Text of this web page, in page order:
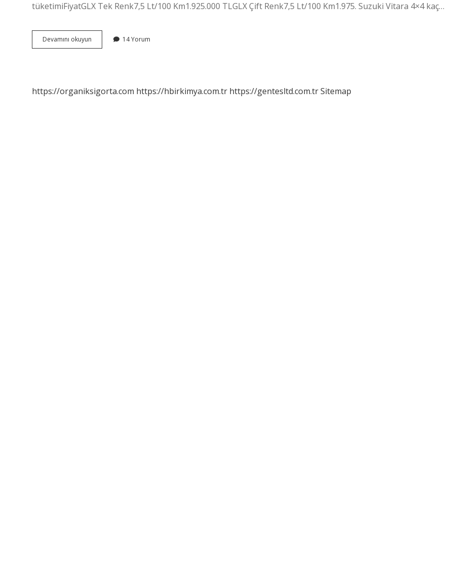
tüketimiFiyatGLX Tek Renk7,5 Lt/100 Km1.925.000 TLGLX Çift Renk7,5 Lt/100 Km1.975. Suzuki Vitara 4×4 kaç…
Devamını okuyun
Vitara
14 Yorum
https://organiksigorta.com https://hbirkimya.com.tr https://gentesltd.com.trSitemap